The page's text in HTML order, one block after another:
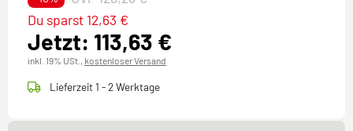
Jetzt: 113,63 €
Du sparst 12,63 €
inkl. 19% USt., kostenloser Versand
Lieferzeit 1 - 2 Werktage